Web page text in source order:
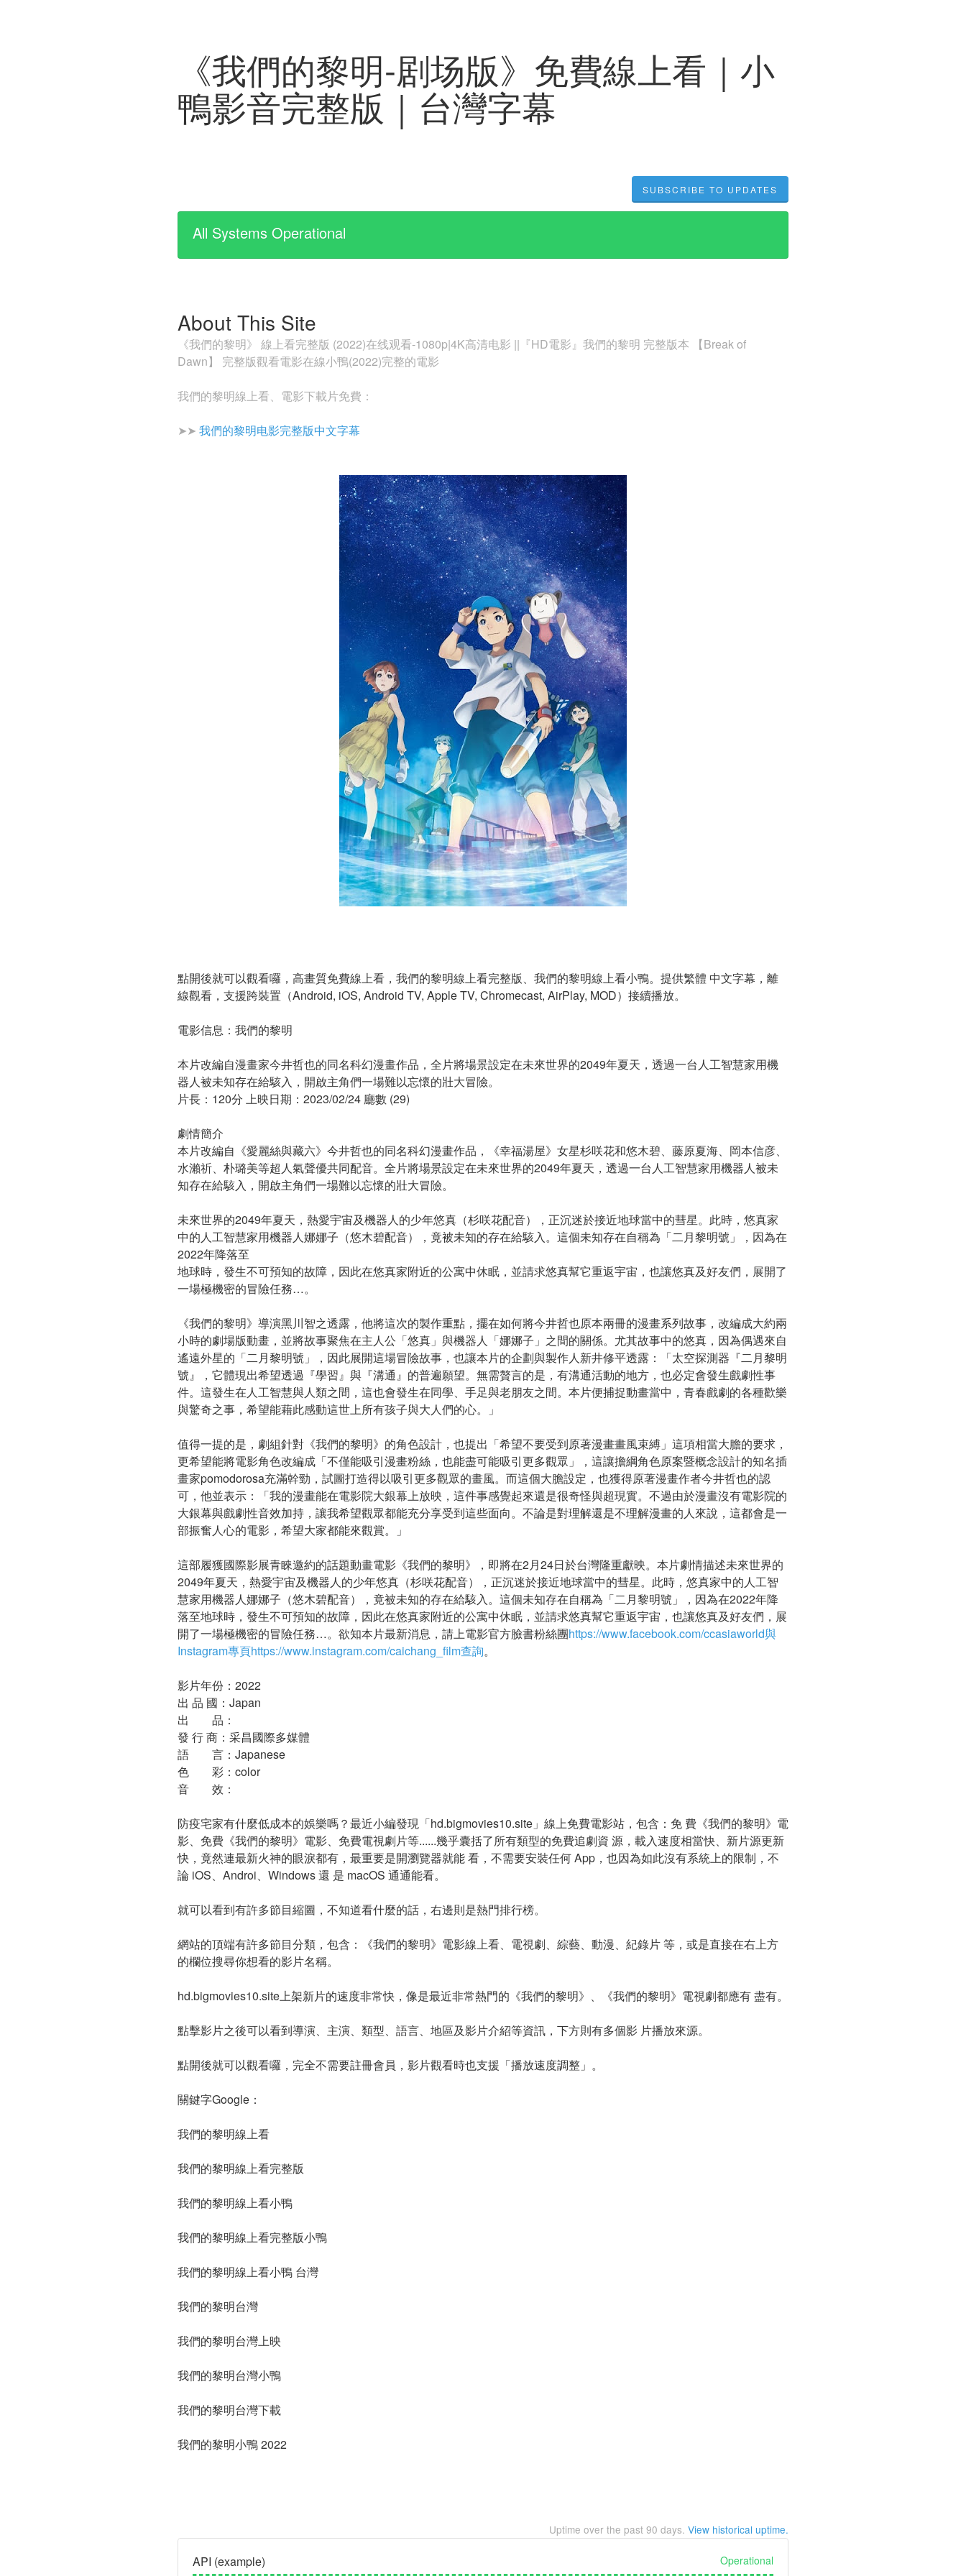
《我們的黎明-剧场版》免費線上看｜小
鴨影音完整版｜台灣字幕
SUBSCRIBE TO UPDATES
All Systems Operational
About This Site
《我們的黎明》 線上看完整版 (2022)在线观看-1080p|4K高清电影 ||『HD電影』我們的黎明 完整版本 【Break of
Dawn】 完整版觀看電影在線小鴨(2022)完整的電影
我們的黎明線上看、電影下載片免費：
➤➤ 我們的黎明电影完整版中文字幕
點開後就可以觀看囉，高畫質免費線上看，我們的黎明線上看完整版、我們的黎明線上看小鴨。提供繁體 中文字幕，離
線觀看，支援跨裝置（Android, iOS, Android TV, Apple TV, Chromecast, AirPlay, MOD）接續播放。
電影信息：我們的黎明
本片改編自漫畫家今井哲也的同名科幻漫畫作品，全片將場景設定在未來世界的2049年夏天，透過一台人工智慧家用機
器人被未知存在給駭入，開啟主角們一場難以忘懷的壯大冒險。
片長：120分 上映日期：2023/02/24 廳數 (29)
劇情簡介
本片改編自《愛麗絲與藏六》今井哲也的同名科幻漫畫作品，《幸福湯屋》女星杉咲花和悠木碧、藤原夏海、岡本信彦、
水瀨祈、朴璐美等超人氣聲優共同配音。全片將場景設定在未來世界的2049年夏天，透過一台人工智慧家用機器人被未
知存在給駭入，開啟主角們一場難以忘懷的壯大冒險。
未來世界的2049年夏天，熱愛宇宙及機器人的少年悠真（杉咲花配音），正沉迷於接近地球當中的彗星。此時，悠真家
中的人工智慧家用機器人娜娜子（悠木碧配音），竟被未知的存在給駭入。這個未知存在自稱為「二月黎明號」，因為在
2022年降落至
地球時，發生不可預知的故障，因此在悠真家附近的公寓中休眠，並請求悠真幫它重返宇宙，也讓悠真及好友們，展開了
一場極機密的冒險任務…。
《我們的黎明》導演黑川智之透露，他將這次的製作重點，擺在如何將今井哲也原本兩冊的漫畫系列故事，改編成大約兩
小時的劇場版動畫，並將故事聚焦在主人公「悠真」與機器人「娜娜子」之間的關係。尤其故事中的悠真，因為偶遇來自
遙遠外星的「二月黎明號」，因此展開這場冒險故事，也讓本片的企劃與製作人新井修平透露：「太空探測器『二月黎明
號』，它體現出希望透過『學習』與『溝通』的普遍願望。無需贅言的是，有溝通活動的地方，也必定會發生戲劇性事
件。這發生在人工智慧與人類之間，這也會發生在同學、手足與老朋友之間。本片便捕捉動畫當中，青春戲劇的各種歡樂
與驚奇之事，希望能藉此感動這世上所有孩子與大人們的心。」
值得一提的是，劇組針對《我們的黎明》的角色設計，也提出「希望不要受到原著漫畫畫風束縛」這項相當大膽的要求，
更希望能將電影角色改編成「不僅能吸引漫畫粉絲，也能盡可能吸引更多觀眾」，這讓擔綱角色原案暨概念設計的知名插
畫家pomodorosa充滿幹勁，試圖打造得以吸引更多觀眾的畫風。而這個大膽設定，也獲得原著漫畫作者今井哲也的認
可，他並表示：「我的漫畫能在電影院大銀幕上放映，這件事感覺起來還是很奇怪與超現實。不過由於漫畫沒有電影院的
大銀幕與戲劇性音效加持，讓我希望觀眾都能充分享受到這些面向。不論是對理解還是不理解漫畫的人來說，這都會是一
部振奮人心的電影，希望大家都能來觀賞。」
這部履獲國際影展青睞邀約的話題動畫電影《我們的黎明》，即將在2月24日於台灣隆重獻映。本片劇情描述未來世界的
2049年夏天，熱愛宇宙及機器人的少年悠真（杉咲花配音），正沉迷於接近地球當中的彗星。此時，悠真家中的人工智
慧家用機器人娜娜子（悠木碧配音），竟被未知的存在給駭入。這個未知存在自稱為「二月黎明號」，因為在2022年降
落至地球時，發生不可預知的故障，因此在悠真家附近的公寓中休眠，並請求悠真幫它重返宇宙，也讓悠真及好友們，展
開了一場極機密的冒險任務…。欲知本片最新消息，請上電影官方臉書粉絲團https://www.facebook.com/ccasiaworld與
Instagram專頁https://www.instagram.com/caichang_film查詢。
影片年份：2022
出 品 國：Japan
出 品：
發 行 商：采昌國際多媒體
語 言：Japanese
色 彩：color
音 效：
防疫宅家有什麼低成本的娛樂嗎？最近小編發現「hd.bigmovies10.site」線上免費電影站，包含：免 費《我們的黎明》電
影、免費《我們的黎明》電影、免費電視劇片等......幾乎囊括了所有類型的免費追劇資 源，載入速度相當快、新片源更新
快，竟然連最新火神的眼淚都有，最重要是開瀏覽器就能 看，不需要安裝任何 App，也因為如此沒有系統上的限制，不
論 iOS、Androi、Windows 還 是 macOS 通通能看。
就可以看到有許多節目縮圖，不知道看什麼的話，右邊則是熱門排行榜。
網站的頂端有許多節目分類，包含：《我們的黎明》電影線上看、電視劇、綜藝、動漫、紀錄片 等，或是直接在右上方
的欄位搜尋你想看的影片名稱。
hd.bigmovies10.site上架新片的速度非常快，像是最近非常熱門的《我們的黎明》、《我們的黎明》電視劇都應有 盡有。
點擊影片之後可以看到導演、主演、類型、語言、地區及影片介紹等資訊，下方則有多個影 片播放來源。
點開後就可以觀看囉，完全不需要註冊會員，影片觀看時也支援「播放速度調整」。
關鍵字Google：
我們的黎明線上看
我們的黎明線上看完整版
我們的黎明線上看小鴨
我們的黎明線上看完整版小鴨
我們的黎明線上看小鴨 台灣
我們的黎明台灣
我們的黎明台灣上映
我們的黎明台灣小鴨
我們的黎明台灣下載
我們的黎明小鴨 2022
Uptime over the past 90 days. View historical uptime.
API (example) Operational